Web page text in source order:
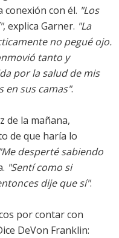
con él. "Los
, explica Garner. "La
no pegué ojo.
tanto y
por la salud de mis
en sus camas".
de la mañana,
de que haría lo
"Me desperté sabiendo
"Sentí como si
dije que sí".
por contar con
DeVon Franklin: